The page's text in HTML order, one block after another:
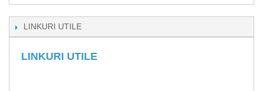
LINKURI UTILE
LINKURI UTILE